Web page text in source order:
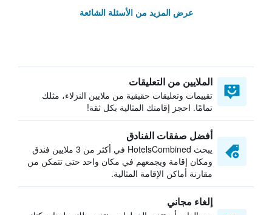
عرض المزيد من الأسئلة الشائعة
الملايين من التعليقات
تقييمات وتعليقات حقيقية من ملايين النزلاء، مثلك
تمامًا. احجز إقامتك المثالية بكل ثقة!
أفضل صفقات الفنادق
يبحث HotelsCombined في أكثر من 3 ملايين فندق
ومكان إقامة ويجمعهم في مكان واحد حتى تتمكن من
مقارنة أماكن الإقامة المثالية.
إلغاء مجاني